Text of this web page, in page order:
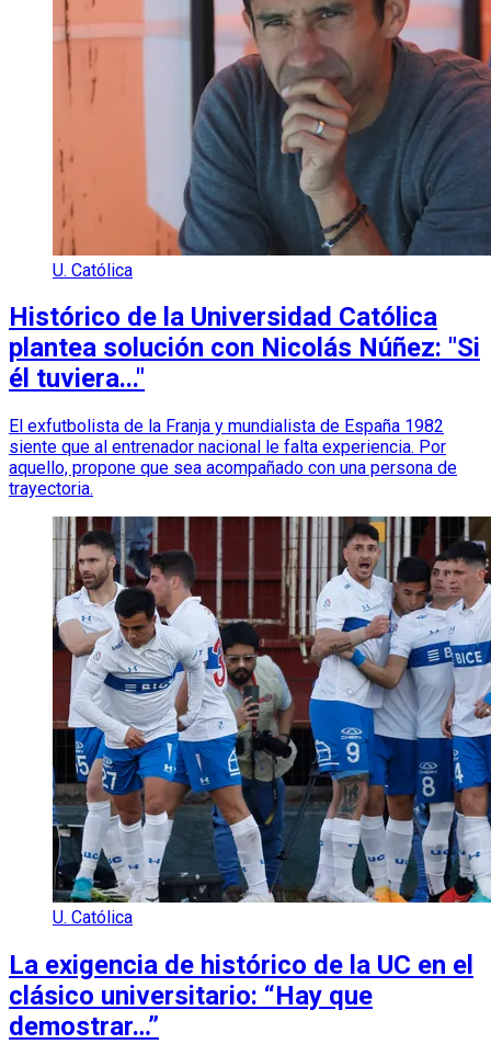
U. Católica
Histórico de la Universidad Católica
plantea solución con Nicolás Núñez: "Si
él tuviera..."
El exfutbolista de la Franja y mundialista de España 1982
siente que al entrenador nacional le falta experiencia. Por
aquello, propone que sea acompañado con una persona de
trayectoria.
U. Católica
La exigencia de histórico de la UC en el
clásico universitario: “Hay que
demostrar…”